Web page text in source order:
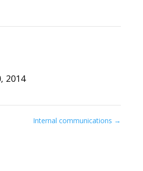
2014
Internal communications →